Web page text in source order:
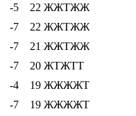
-5 22 ЖЖТЖЖ
-7 22 ЖЖТЖЖ
-7 21 ЖЖТЖЖ
-7 20 ЖТЖТТ
-4 19 ЖЖЖЖТ
-7 19 ЖЖЖЖТ